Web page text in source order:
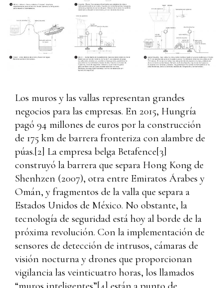
Los muros y las vallas representan grandes
negocios para las empresas. En 2015, Hungría
pagó 94 millones de euros por la construcción
de 175 km de barrera fronteriza con alambre de
púas.[2] La empresa belga Betafence[3]
construyó la barrera que separa Hong Kong de
Shenhzen (2007), otra entre Emiratos Árabes y
Omán, y fragmentos de la valla que separa a
Estados Unidos de México. No obstante, la
tecnología de seguridad está hoy al borde de la
próxima revolución. Con la implementación de
sensores de detección de intrusos, cámaras de
visión nocturna y drones que proporcionan
vigilancia las veinticuatro horas, los llamados